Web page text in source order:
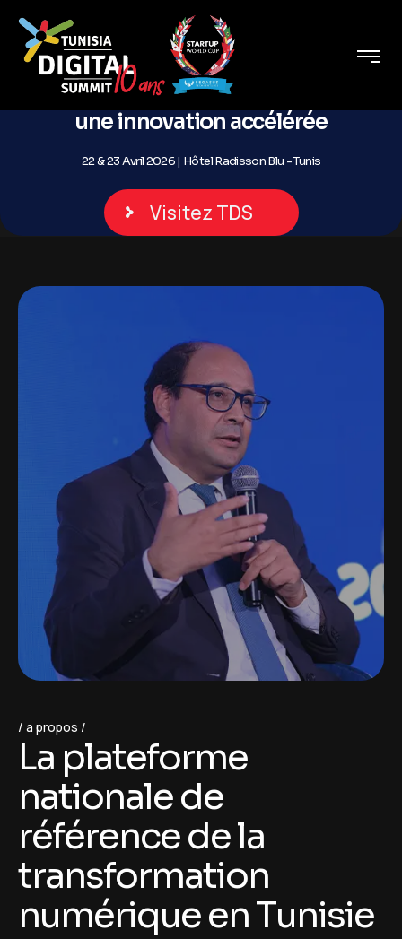
Le triangle Partenariat
Public-Privé-Start-ups pour
une innovation accélérée
22 & 23 Avril 2026 | Hôtel Radisson Blu - Tunis
Visitez TDS
a propos
La plateforme
nationalede
référencedela
transformation
numériqueenTunisie